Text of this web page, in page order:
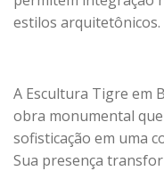
estilos arquitetônicos.
A Escultura Tigre em
obra monumental
sofisticação em uma
Sua presença